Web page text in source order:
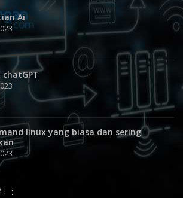
Ai
chatGPT
linux yang biasa dan sering
: